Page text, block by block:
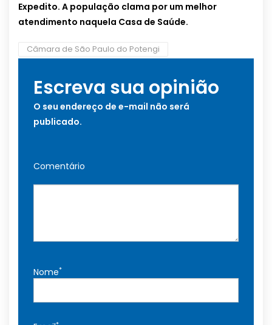
Expedito. A população clama por um melhor
atendimento naquela Casa de Saúde.
Câmara de São Paulo do Potengi
Escreva sua opinião
O seu endereço de e-mail não será
publicado.
Comentário
Nome*